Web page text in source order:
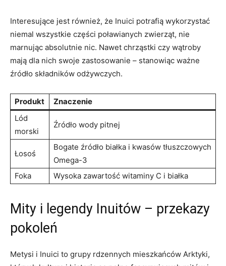
Interesujące jest również, że Inuici potrafią⁢ wykorzystać
niemal wszystkie części poławianych zwierząt, nie
marnując ⁣absolutnie nic. Nawet chrząstki czy ‌wątroby⁣
mają dla nich ⁣swoje zastosowanie – stanowiąc ważne
źródło składników odżywczych.
Produkt
Znaczenie
Lód
morski
Źródło wody pitnej
Łosoś
Bogate​ źródło białka ⁢i ⁢kwasów tłuszczowych
‌Omega-3
Foka
Wysoka zawartość ‌witaminy C i białka
Mity i legendy Inuitów – przekazy
pokoleń
Metysi i Inuici to grupy⁣ rdzennych mieszkańców ⁣Arktyki,